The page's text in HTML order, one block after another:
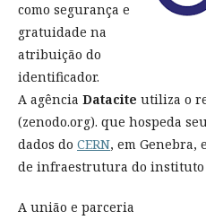
como segurança e
gratuidade na
atribuição do
identificador.
A agência Datacite utiliza o
(zenodo.org). que hospeda
dados do CERN, em Genebra,
de infraestrutura do instituto
A união e parceria